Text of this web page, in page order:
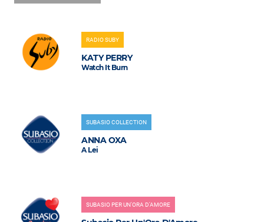
RADIO SUBY
KATY PERRY
Watch It Burn
SUBASIO COLLECTION
ANNA OXA
A Lei
SUBASIO PER UN'ORA D'AMORE